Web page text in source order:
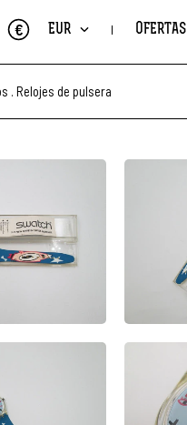
EUR
€ OFERTAS
Relojes de pulsera